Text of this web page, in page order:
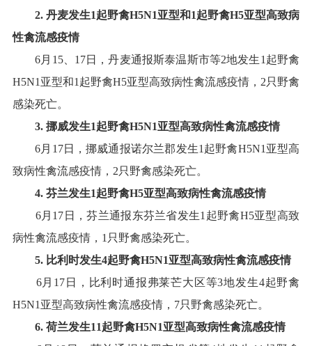
2. 丹麦发生1起野禽H5N1亚型和1起野禽H5亚型高致病
性禽流感疫情
6月 15、 17日，丹麦通报斯泰温斯市等2地发生1 起野禽
H5N1 亚型和1 起野禽H5亚型高致病性禽流感疫情， 2 只野禽
感染死亡。
3. 挪威发生1起野禽H5N1亚型高致病性禽流感疫情
6月 17日，挪威通报诺尔兰郡发生1 起野禽H5N1 亚型高
致病性禽流感疫情， 2 只野禽感染死亡。
4. 芬兰发生1起野禽H5亚型高致病性禽流感疫情
6月 17 日，芬兰通报东芬兰省发生1 起野禽H5亚型高致
病性禽流感疫情， 1 只野禽感染死亡。
5. 比利时发生4起野禽H5N1亚型高致病性禽流感疫情
6月 17 日，比利时通报弗莱芒大区等3地发生4起野禽
H5N1 亚型高致病性禽流感疫情， 7只野禽感染死亡。
6. 荷兰发生11起野禽H5N1亚型高致病性禽流感疫情